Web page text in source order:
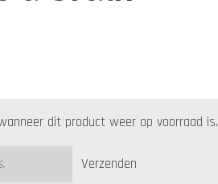
dit product weer op voorraad is.
Verzenden